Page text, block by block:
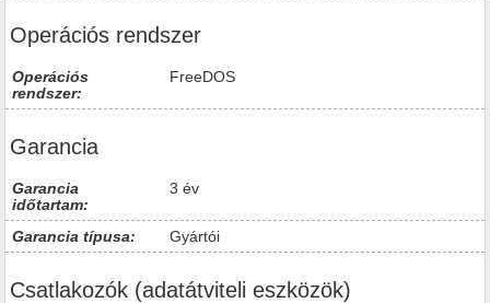
Operációs rendszer
Operációs
rendszer:
FreeDOS
Garancia
Garancia
időtartam:
3 év
Garancia típusa: Gyártói
Csatlakozók (adatátviteli eszközök)